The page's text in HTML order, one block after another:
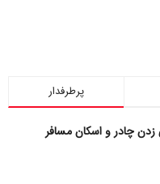
پرطرفدار